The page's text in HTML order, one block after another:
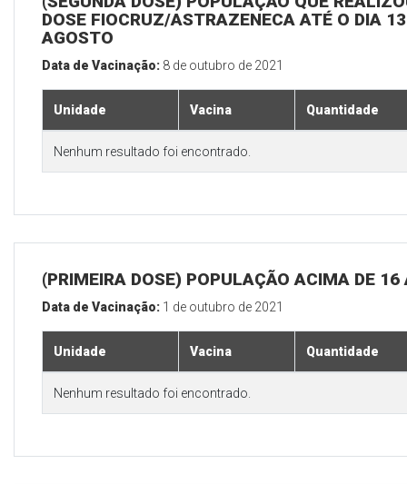
DOSE FIOCRUZ/ASTRAZENECA ATÉ O DIA
AGOSTO
Data de Vacinação: 8 de outubro de 2021
Unidade Vacina Quantidade
Nenhum resultado foi encontrado.
(PRIMEIRA DOSE) POPULAÇÃO ACIMA DE 16
Data de Vacinação: 1 de outubro de 2021
Unidade Vacina Quantidade
Nenhum resultado foi encontrado.